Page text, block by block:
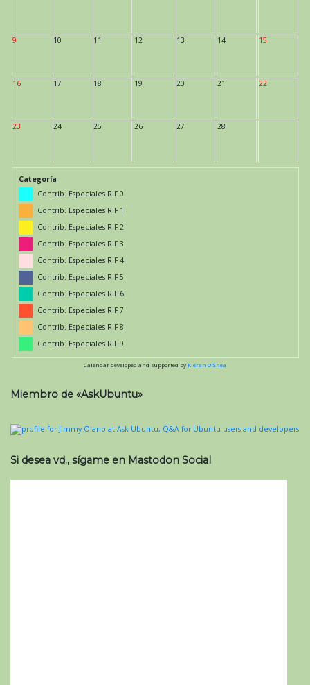
9 10 11 12 13 14 15
16 17 18 19 20 21 22
23 24 25 26 27 28
Categoría
Contrib. Especiales RIF 0
Contrib. Especiales RIF 1
Contrib. Especiales RIF 2
Contrib. Especiales RIF 3
Contrib. Especiales RIF 4
Contrib. Especiales RIF 5
Contrib. Especiales RIF 6
Contrib. Especiales RIF 7
Contrib. Especiales RIF 8
Contrib. Especiales RIF 9
Calendar developed and supported by Kieran O'Shea
Miembro de «AskUbuntu»
Si desea vd., sígame en Mastodon Social